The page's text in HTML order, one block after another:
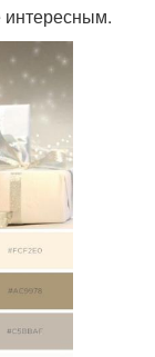
интересным.